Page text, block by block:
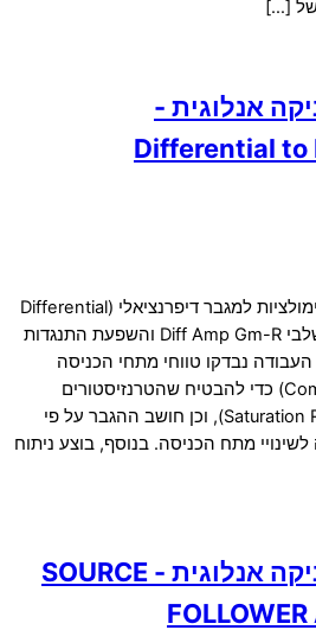
של […]
אנלוגית -
Differential to
הדוח עוסק בניתוח וביצוע סימולציות למגבר דיפרנציאלי (Differential
Amplifier), תוך בדיקה של שלבי Diff Amp Gm-R והשפעת התנגדות
נבדקו טווחי מתחי הכניסה
(Common Mode Input Range) כדי להבטיח שהטרנזיסטורים
נמצאים במצב רוויה (Saturation Region), וכן חושב ההגבר על פי
לשינויי מתח הכניסה. בנוסף, בוצע ניתוח
מעבדה באלקטרוניקה אנלוגית - SOURCE